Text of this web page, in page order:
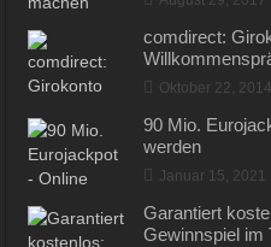
comdirect:
Oktober 22, 2014
90 Mio.
werden
Januar 15, 2021
Garantiert
Gewinnspiel im